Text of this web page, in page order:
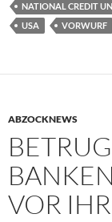
NATIONAL CREDIT
USA
VORWURF
ABZOCKNEWS
VOR